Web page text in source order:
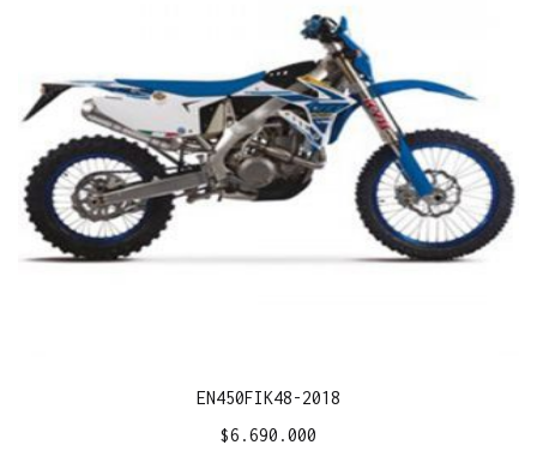
EN450FIK48-2018
$6.690.000